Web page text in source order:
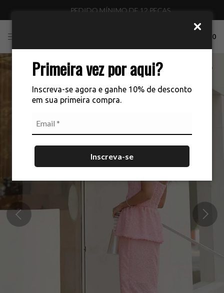
Primeira vez por aqui?
Inscreva-se agora e ganhe 10% de desconto
em sua primeira compra.
Inscreva-se
PEDIDO MÍNIMO DE 12 PEÇAS
0